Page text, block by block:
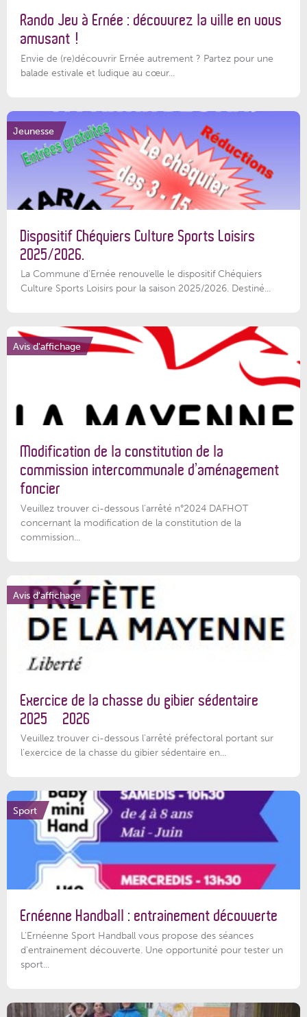
Rando Jeu à Ernée : découvrez la ville en vous
amusant !
Envie de (re)découvrir Ernée autrement ? Partez pour une
balade estivale et ludique au cœur...
Jeunesse
Dispositif Chéquiers Culture Sports Loisirs
2025/2026.
La Commune d'Ernée renouvelle le dispositif Chéquiers
Culture Sports Loisirs pour la saison 2025/2026. Destiné...
Avis d'affichage
Modification de la constitution de la
commission intercommunale d’aménagement
foncier
Veuillez trouver ci-dessous l'arrêté n°2024 DAFHOT
concernant la modification de la constitution de la
commission...
Avis d'affichage
Exercice de la chasse du gibier sédentaire
2025 – 2026
Veuillez trouver ci-dessous l'arrêté préfectoral portant sur
l'exercice de la chasse du gibier sédentaire en...
Sport
Ernéenne Handball : entrainement découverte
L'Ernéenne Sport Handball vous propose des séances
d'entrainement découverte. Une opportunité pour tester un
sport...